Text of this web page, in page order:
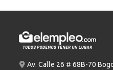
Av. Calle 26 # 68B-70